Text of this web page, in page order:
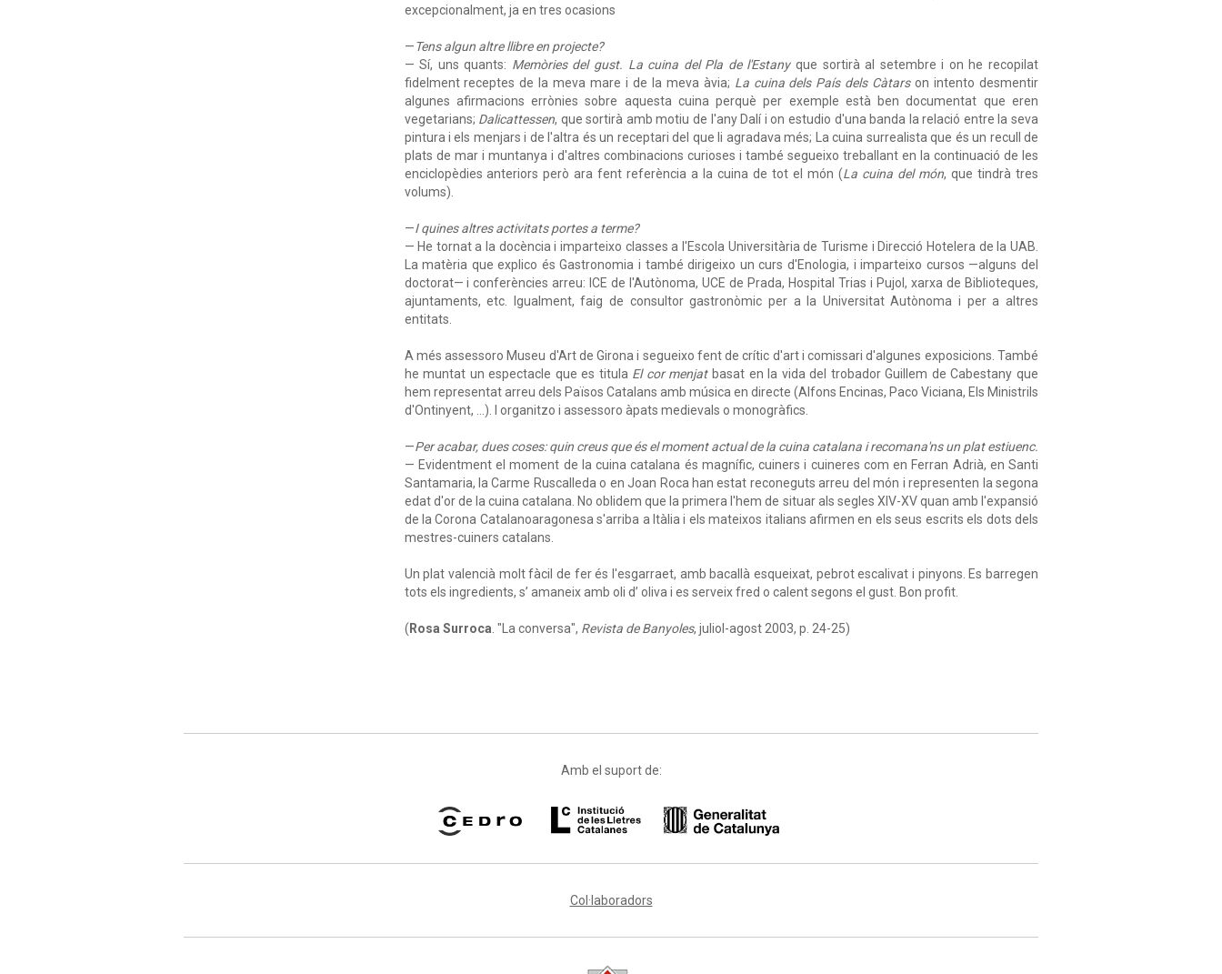
excepcionalment, ja en tres ocasions
—Tens algun altre llibre en projecte?
— Sí, uns quants: Memòries del gust. La cuina del Pla de l'Estanyque sortirà al setembre i on he recopilat
fidelment receptes de la meva mare i de la meva àvia; La cuina dels País dels Càtarson intento desmentir
algunes afirmacions errònies sobre aquesta cuina perquè per exemple està ben documentat que eren
vegetarians; Dalicattessen, que sortirà amb motiu de l'any Dalí i on estudio d'una banda la relació entre la seva
pintura i els menjars i de l'altra és un receptari del que li agradava més; La cuina surrealista que és un recull de
plats de mar i muntanya i d'altres combinacions curioses i també segueixo treballant en la continuació de les
enciclopèdies anteriors però ara fent referència a la cuina de tot el món (La cuina del món, que tindrà tres
volums).
—I quines altres activitats portes a terme?
— He tornat a la docència i imparteixo classes a l'Escola Universitària de Turisme i Direcció Hotelera de la UAB.
La matèria que explico és Gastronomia i també dirigeixo un curs d'Enologia, i imparteixo cursos —alguns del
doctorat— i conferències arreu: ICE de l'Autònoma, UCE de Prada, Hospital Trias i Pujol, xarxa de Biblioteques,
ajuntaments, etc. Igualment, faig de consultor gastronòmic per a la Universitat Autònoma i per a altres
entitats.
A més assessoro Museu d'Art de Girona i segueixo fent de crític d'art i comissari d'algunes exposicions. També
he muntat un espectacle que es titula El cor menjatbasat en la vida del trobador Guillem de Cabestany que
hem representat arreu dels Països Catalans amb música en directe (Alfons Encinas, Paco Viciana, Els Ministrils
d'Ontinyent, ...). I organitzo i assessoro àpats medievals o monogràfics.
—Per acabar, dues coses: quin creus que és el moment actual de la cuina catalana i recomana'ns un plat estiuenc.
— Evidentment el moment de la cuina catalana és magnífic, cuiners i cuineres com en Ferran Adrià, en Santi
Santamaria, la Carme Ruscalleda o en Joan Roca han estat reconeguts arreu del món i representen la segona
edat d'or de la cuina catalana. No oblidem que la primera l'hem de situar als segles XIV-XV quan amb l'expansió
de la Corona Catalanoaragonesa s'arriba a Itàlia i els mateixos italians afirmen en els seus escrits els dots dels
mestres-cuiners catalans.
Un plat valencià molt fàcil de fer és l'esgarraet, amb bacallà esqueixat, pebrot escalivat i pinyons. Es barregen
tots els ingredients, s’ amaneix amb oli d’ oliva i es serveix fred o calent segons el gust. Bon profit.
( Rosa Surroca . "La conversa", Revista de Banyoles, juliol-agost 2003, p. 24-25)
Amb el suport de:
Col·laboradors